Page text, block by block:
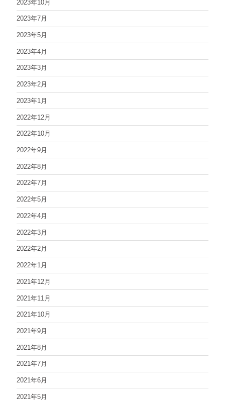
2023年10月
2023年7月
2023年5月
2023年4月
2023年3月
2023年2月
2023年1月
2022年12月
2022年10月
2022年9月
2022年8月
2022年7月
2022年5月
2022年4月
2022年3月
2022年2月
2022年1月
2021年12月
2021年11月
2021年10月
2021年9月
2021年8月
2021年7月
2021年6月
2021年5月